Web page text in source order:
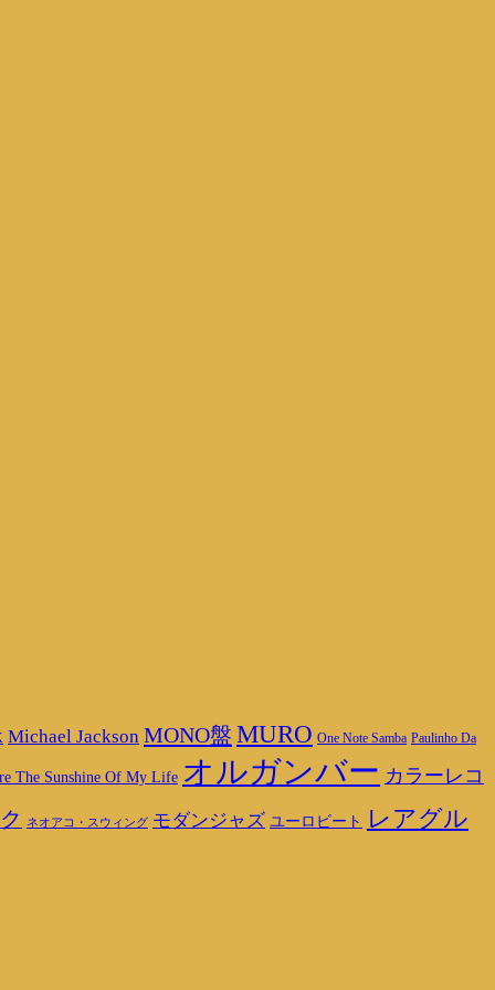
Michael Jackson MONO盤 MURO One Note Samba Paulinho Da
The Sunshine Of My Life オルガンバー カラーレコ
ネオアコ・スウィング モダンジャズ ユーロビート レアグル